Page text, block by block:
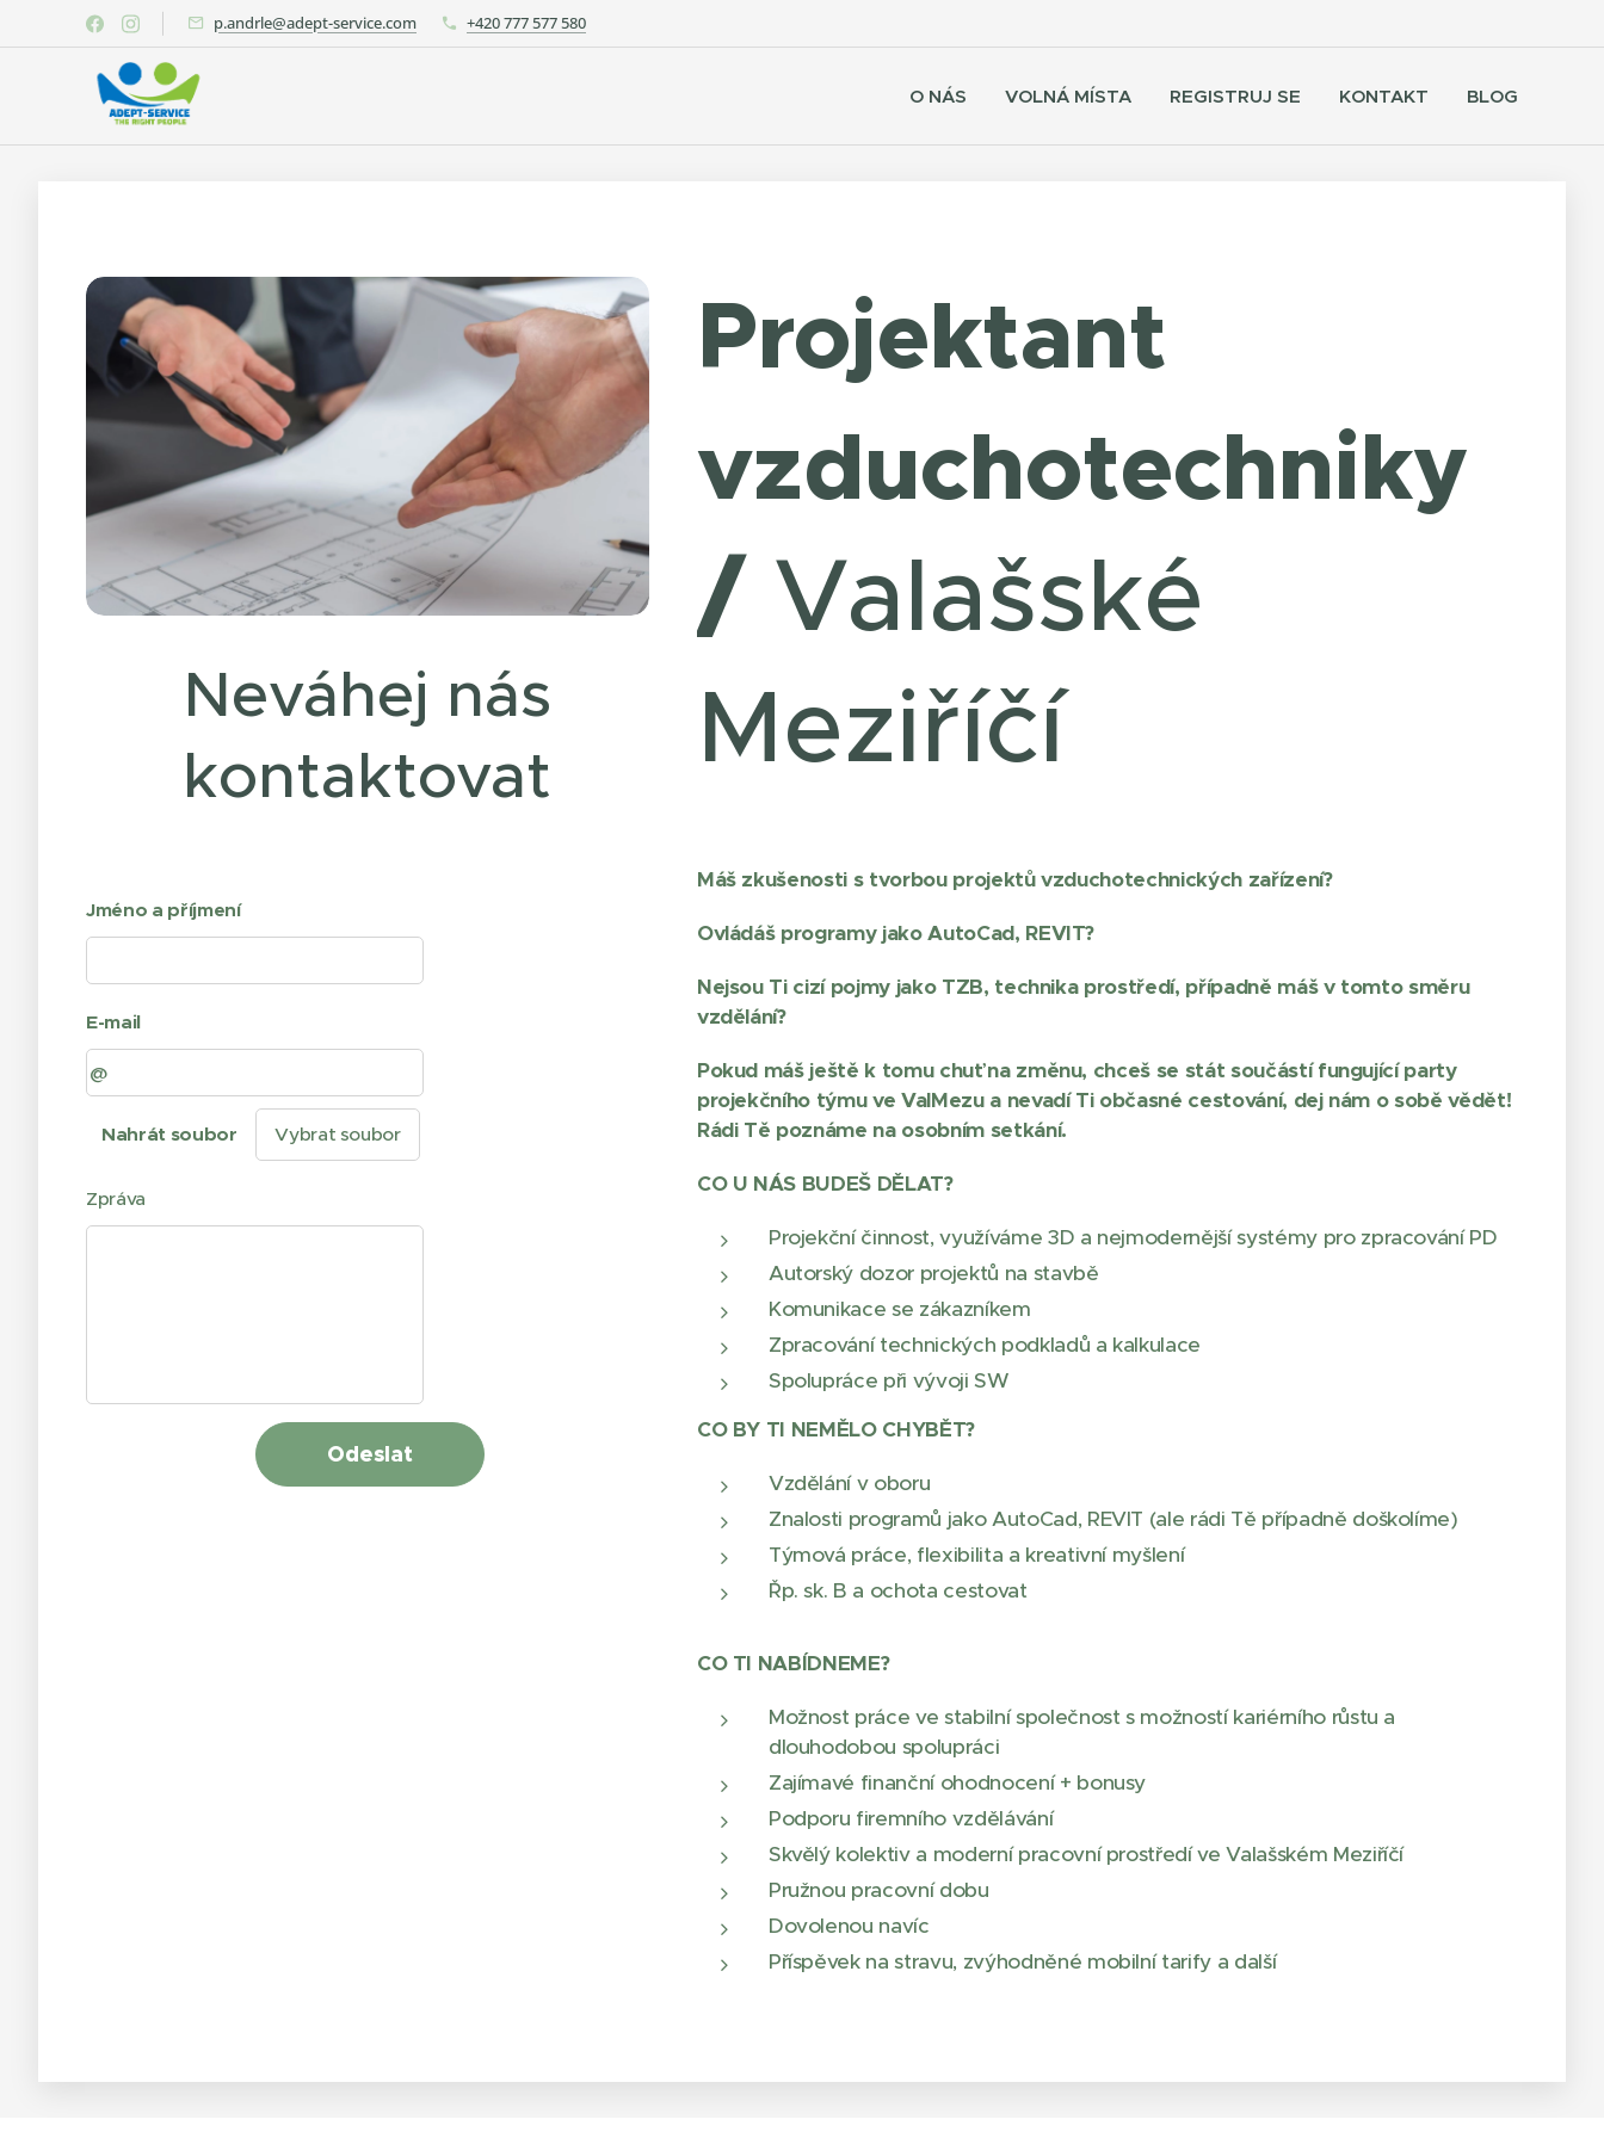
p.andrle@adept-service.com +420 777 577 580
O NÁS VOLNÁ MÍSTA REGISTRUJ SE KONTAKT BLOG
Neváhej nás
kontaktovat
Jméno a příjmení
E-mail
Nahrát soubor Vybrat soubor
Zpráva
Odeslat
Projektant
vzduchotechniky
/Valašské
Meziříčí
Máš zkušenosti s tvorbou projektů vzduchotechnických zařízení?
Ovládáš programy jako AutoCad, REVIT?
Nejsou Ti cizí pojmy jako TZB, technika prostředí, případně máš v tomto směru
vzdělání?
Pokud máš ještě k tomu chuť na změnu, chceš se stát součástí fungující party
projekčního týmu ve ValMezu a nevadí Ti občasné cestování, dej nám o sobě vědět!
Rádi Tě poznáme na osobním setkání.
CO U NÁS BUDEŠ DĚLAT?
Projekční činnost, využíváme 3D a nejmodernější systémy pro zpracování PD
Autorský dozor projektů na stavbě
Komunikace se zákazníkem
Zpracování technických podkladů a kalkulace
Spolupráce při vývoji SW
CO BY TI NEMĚLO CHYBĚT?
Vzdělání v oboru
Znalosti programů jako AutoCad, REVIT (ale rádi Tě případně doškolíme)
Týmová práce, flexibilita a kreativní myšlení
Řp. sk. B a ochota cestovat
CO TI NABÍDNEME?
Možnost práce ve stabilní společnost s možností kariérního růstu a
dlouhodobou spolupráci
Zajímavé finanční ohodnocení + bonusy
Podporu firemního vzdělávání
Skvělý kolektiv a moderní pracovní prostředí ve Valašském Meziříčí
Pružnou pracovní dobu
Dovolenou navíc
Příspěvek na stravu, zvýhodněné mobilní tarify a další